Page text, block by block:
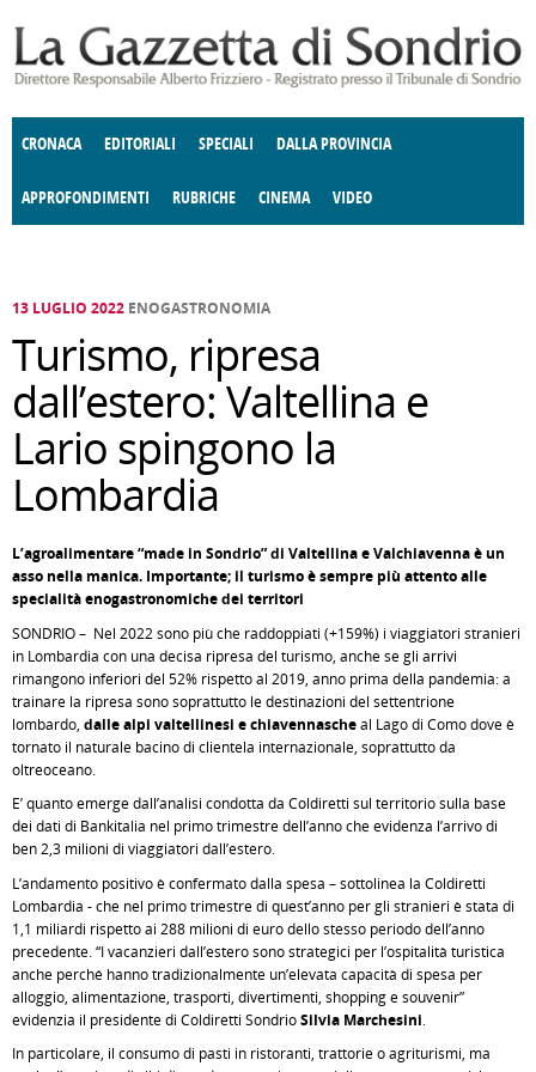
CRONACA EDITORIALI SPECIALI DALLA PROVINCIA
APPROFONDIMENTI
E SPETTACOLI POLITICA
RUBRICHE
DELLE IDEE FATTI DELLO SPIRITO CCCVA
CINEMA VIDEO
13 LUGLIO 2022 ENOGASTRONOMIA
Turismo, ripresa
dall’estero: Valtellina e
Lario spingono la
Lombardia
L’agroalimentare “made in Sondrio” di Valtellina e Valchiavenna è un
asso nella manica. Importante; il turismo è sempre più attento alle
specialità enogastronomiche dei territori
SONDRIO – Nel 2022 sono più che raddoppiati (+159%) i viaggiatori stranieri
in Lombardia con una decisa ripresa del turismo, anche se gli arrivi
rimangono inferiori del 52% rispetto al 2019, anno prima della pandemia: a
trainare la ripresa sono soprattutto le destinazioni del settentrione
lombardo, dalle alpi valtellinesi e chiavennascheal Lago di Como dove è
tornato il naturale bacino di clientela internazionale, soprattutto da
oltreoceano.
E’ quanto emerge dall’analisi condotta da Coldiretti sul territorio sulla base
dei dati di Bankitalia nel primo trimestre dell’anno che evidenza l’arrivo di
ben 2,3 milioni di viaggiatori dall’estero.
L’andamento positivo è confermato dalla spesa – sottolinea la Coldiretti
Lombardia - che nel primo trimestre di quest’anno per gli stranieri è stata di
1,1 miliardi rispetto ai 288 milioni di euro dello stesso periodo dell’anno
precedente. “I vacanzieri dall’estero sono strategici per l’ospitalità turistica
anche perché hanno tradizionalmente un’elevata capacità di spesa per
alloggio, alimentazione, trasporti, divertimenti, shopping e souvenir”
evidenzia il presidente di Coldiretti SondrioSilvia Marchesini.
In particolare, il consumo di pasti in ristoranti, trattorie o agriturismi, ma